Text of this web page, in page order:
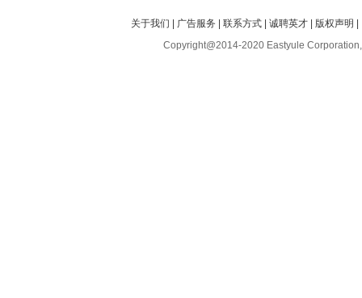
关于我们 | 广告服务 |联系方式 |诚聘英才 | 版权声明 |
Copyright@2014-2020 Eastyule